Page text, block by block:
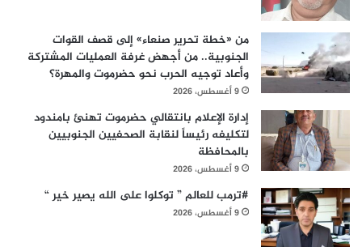
من «خطة تحرير صنعاء» إلى قصف القوات
الجنوبية.. من أجهض غرفة العمليات المشتركة
وأعاد توجيه الحرب نحو حضرموت والمهرة؟
9 أغسطس، 2026
إدارة الإعلام بانتقالي حضرموت تهنئ بامندود
لتكليفه رئيساً لنقابة الصحفيين الجنوبيين
بالمحافظة
9 أغسطس، 2026
#ترمب للعالم ” توكلوا على الله يصير خير “
9 أغسطس، 2026